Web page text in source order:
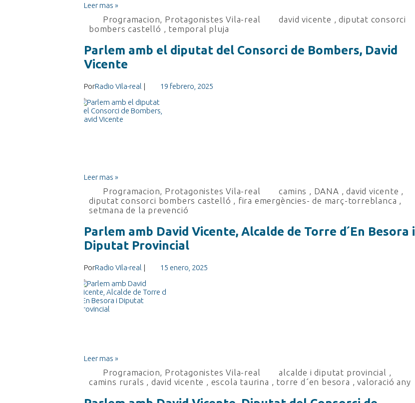
Leer mas »
Programacion, Protagonistes Vila-real david vicente ,diputat consorci
bombers castelló , temporal pluja
Parlem amb el diputat del Consorci de Bombers, David
Vicente
PorRadio Vila-real | 19 febrero, 2025
Leer mas »
Programacion, Protagonistes Vila-real camins , DANA ,david vicente ,
diputat consorci bombers castelló , fira emergències- de març-torreblanca ,
setmana de la prevenció
Parlem amb David Vicente, Alcalde de Torre d´En Besora i
Diputat Provincial
PorRadio Vila-real | 15 enero, 2025
Leer mas »
Programacion, Protagonistes Vila-real alcalde i diputat provincial ,
camins rurals , david vicente , escola taurina , torre d´en besora ,valoració any